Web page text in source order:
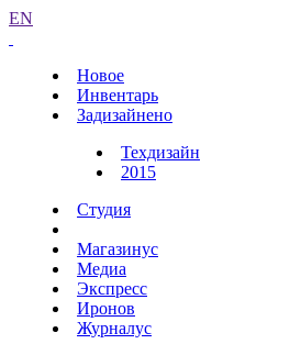
EN
Новое
Инвентарь
Задизайнено
Техдизайн
2015
Студия
Магазинус
Медиа
Экспресс
Иронов
Журналус